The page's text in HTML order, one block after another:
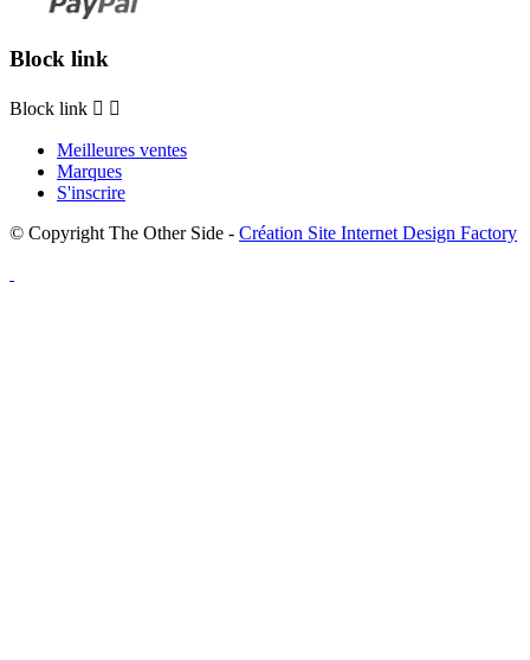
Block link
Block link  
Meilleures ventes
Marques
S'inscrire
© Copyright The Other Side - Création Site Internet Design Factory